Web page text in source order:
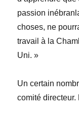
passion
choses, ne
travail à la
Uni. »
Un certain
comité